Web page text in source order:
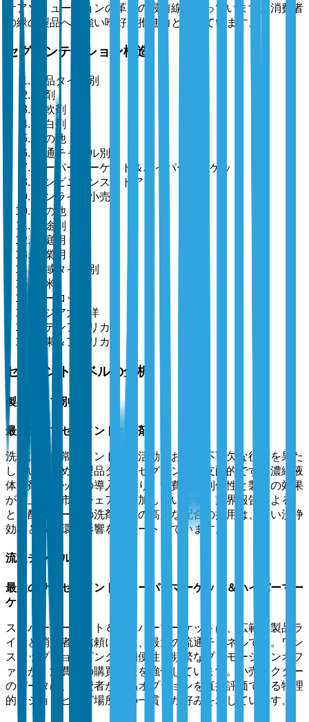
ケアソリューションの革新の最前線に立っています。消費者
の緑の製品への強い嗜好が推進力となっています。
セグメンテーション構造
製品タイプ別
洗剤
柔軟剤
漂白剤
その他
流通チャネル別
スーパーマーケット＆ハイパーマーケット
コンビニエンスストア
オンライン小売
その他
用途別
家庭用
商業用
地域タイプ別
北米
ヨーロッパ
アジア太平洋
ラテンアメリカ
中東＆アフリカ
セグメントレベルの分析
製品タイプ別
最大のサブセグメント：洗剤
洗剤は、日常のランドリー活動において不可欠な役割を果た
しているため、製品タイプセグメントで支配的です。濃縮液
体洗剤やポッドの導入により、消費者の利便性と製品の効果
が向上し、市場シェアが増加しています。業界報告による
と、酵素ベースの洗剤などの高度な配合の採用は、高い洗浄
効率と低い環境影響をサポートしています。
流通チャネル別
最大のサブセグメント：スーパーマーケット＆ハイパーマー
ケット
スーパーマーケット＆ハイパーマーケットは、広範な製品ラ
インと消費者の信頼により、最大の流通チャネルです。ワン
ストップショッピングの利便性と頻繁なプロモーションオフ
ァーが、消費者の購買決定を強化しています。小売セクター
のデータは、消費者が製品オプションを直接評価できる物理
的なショッピング場所への一貫した好みを示しています。